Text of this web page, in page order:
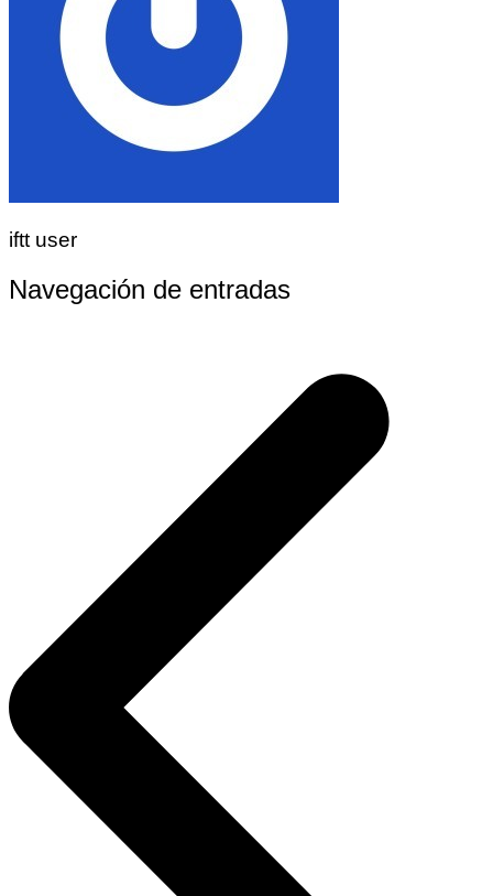
iftt user
Navegación de entradas